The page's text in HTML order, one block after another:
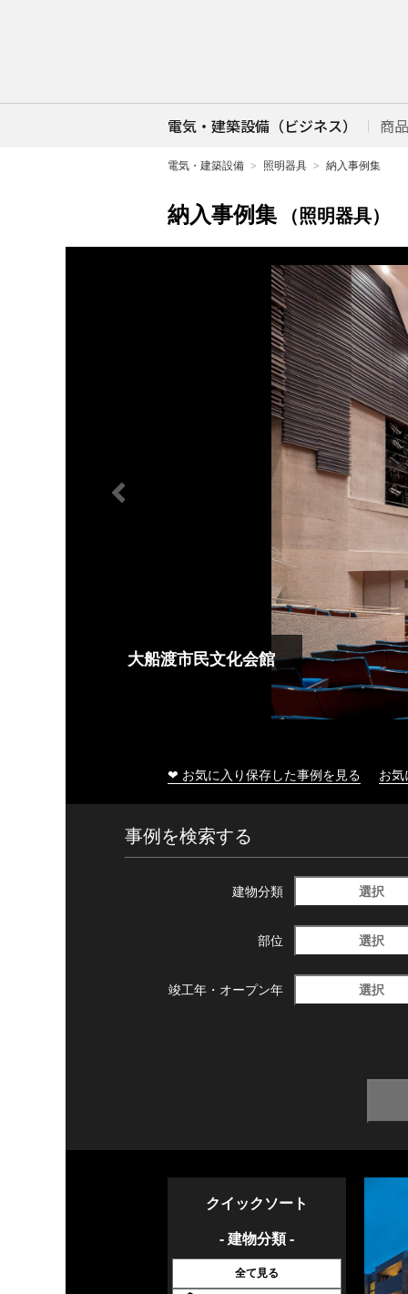
電気・建築設備（ビジネス） 商
電気・建築設備 照明器具 納入事例集
納入事例集 （照明器具）
大船渡市民文化会館
❤ お気に入り保存した事例を見る お
事例を検索する
建物分類 選択
部位 選択
竣工年・ オープン年 選択
クイックソート
- 建物分類 -
全て見る